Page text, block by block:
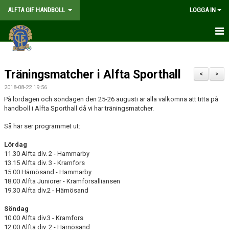
ALFTA GIF HANDBOLL LOGGA IN
HEM
FÖRENINGEN
MEDLEMSKAP
GÅ PÅ MATCH
KALENDER
TABELLER
WEBSHOP
HANDBOLL PLAY
>
<
Träningsmatcher i Alfta Sporthall
2018-08-22 19:56
På lördagen och söndagen den 25-26 augusti är alla välkomna att titta på
handboll i Alfta Sporthall då vi har träningsmatcher.
Så här ser programmet ut:
Lördag
11.30 Alfta div. 2 - Hammarby
13.15 Alfta div. 3 - Kramfors
15.00 Härnösand - Hammarby
18.00 Alfta Juniorer - Kramforsalliansen
19.30 Alfta div.2 - Härnösand
Söndag
10.00 Alfta div.3 - Kramfors
12.00 Alfta div. 2 - Härnösand